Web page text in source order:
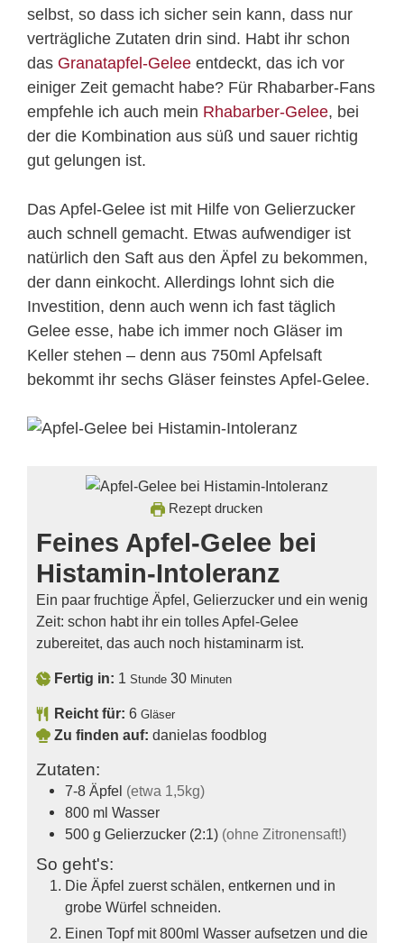
selbst, so dass ich sicher sein kann, dass nur
verträgliche Zutaten drin sind. Habt ihr schon
das Granatapfel-Gelee entdeckt, das ich vor
einiger Zeit gemacht habe? Für Rhabarber-Fans
empfehle ich auch mein Rhabarber-Gelee, bei
der die Kombination aus süß und sauer richtig
gut gelungen ist.
Das Apfel-Gelee ist mit Hilfe von Gelierzucker
auch schnell gemacht. Etwas aufwendiger ist
natürlich den Saft aus den Äpfel zu bekommen,
der dann einkocht. Allerdings lohnt sich die
Investition, denn auch wenn ich fast täglich
Gelee esse, habe ich immer noch Gläser im
Keller stehen – denn aus 750ml Apfelsaft
bekommt ihr sechs Gläser feinstes Apfel-Gelee.
Rezept drucken
Feines Apfel-Gelee bei
Histamin-Intoleranz
Ein paar fruchtige Äpfel, Gelierzucker und ein wenig
Zeit: schon habt ihr ein tolles Apfel-Gelee
zubereitet, das auch noch histaminarm ist.
Fertig in: 1 Stunde 30 Minuten
Reicht für: 6 Gläser
Zu finden auf: danielas foodblog
Zutaten:
7-8 Äpfel (etwa 1,5kg)
800 ml Wasser
500 g Gelierzucker (2:1) (ohne Zitronensaft!)
So geht's:
Die Äpfel zuerst schälen, entkernen und in
grobe Würfel schneiden.
Einen Topf mit 800ml Wasser aufsetzen und die